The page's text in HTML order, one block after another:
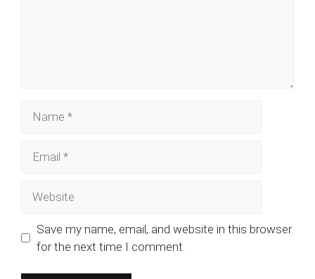
Save my name, email, and website in this browser
for the next time I comment.